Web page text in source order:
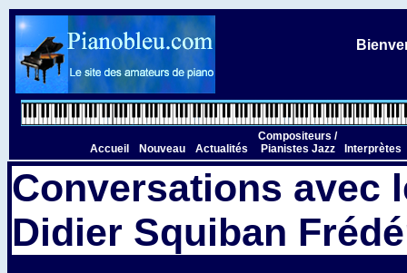
Accueil Nouveau Actualités
Compositeurs /
Pianistes Jazz
Interprètes
Conversations avec
Didier Squiban